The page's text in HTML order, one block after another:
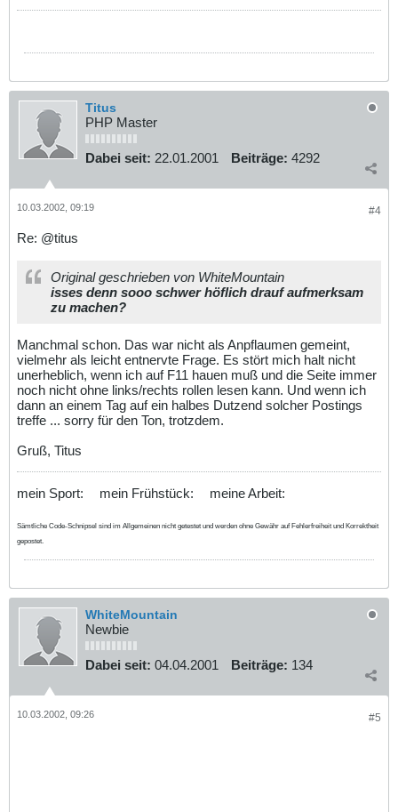
Titus
PHP Master
Dabei seit: 22.01.2001 Beiträge: 4292
#4
10.03.2002, 09:19
Re: @titus
Original geschrieben von WhiteMountain
isses denn sooo schwer höflich drauf aufmerksam
zu machen?
Manchmal schon. Das war nicht als Anpflaumen gemeint,
vielmehr als leicht entnervte Frage. Es stört mich halt nicht
unerheblich, wenn ich auf F11 hauen muß und die Seite immer
noch nicht ohne links/rechts rollen lesen kann. Und wenn ich
dann an einem Tag auf ein halbes Dutzend solcher Postings
treffe ... sorry für den Ton, trotzdem.
Gruß, Titus
mein Sport: mein Frühstück: meine Arbeit:
Sämtliche Code-Schnipsel sind im Allgemeinen nicht getestet und werden ohne Gewähr auf Fehlerfreiheit und Korrektheit
gepostet.
WhiteMountain
Newbie
Dabei seit: 04.04.2001 Beiträge: 134
#5
10.03.2002, 09:26